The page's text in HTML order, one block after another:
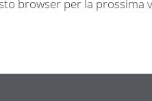
browser per la prossima